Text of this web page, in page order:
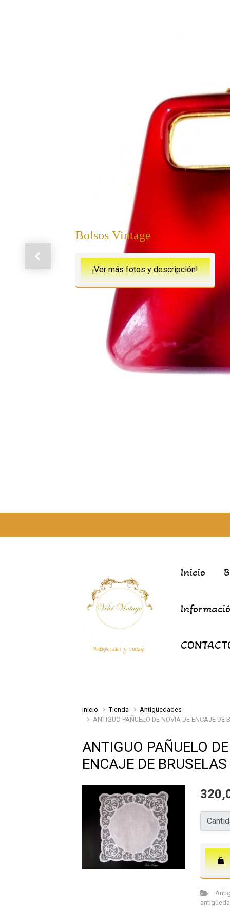
Bolsos Vintage
¡Ver más fotos y descripción!
Anterior
Antigüedades y Vintage
Inicio
Inicio Tienda
Antigüedades
ANTIGUO PAÑUELO DE NOVIA DE ENCAJE DE
ANTIGUO PAÑUELO
ENCAJE DE BRUSELAS